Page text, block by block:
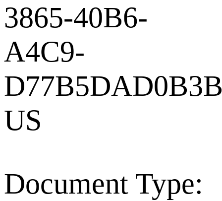
3865-40B6-
A4C9-
US
Document Type: